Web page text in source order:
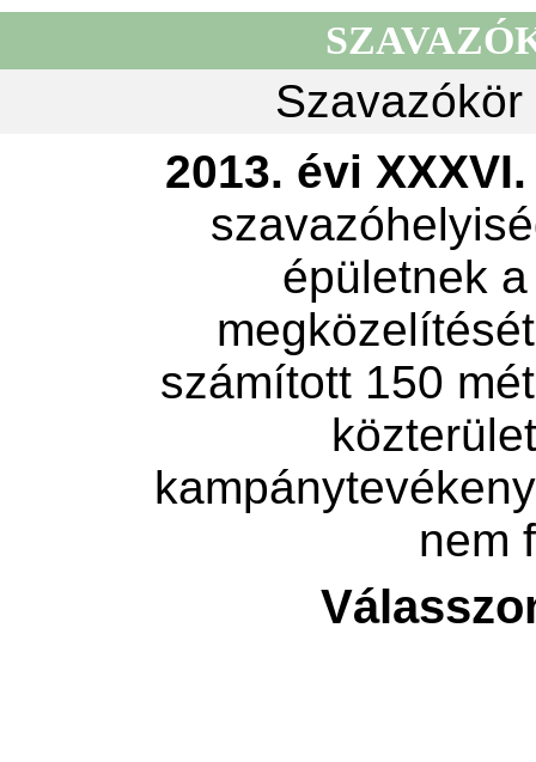
2013. évi
épületnek
számított 150
nem